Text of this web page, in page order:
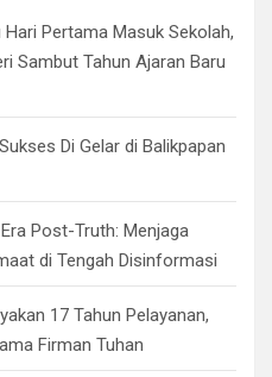
Pertama Masuk Sekolah,
Sambut Tahun Ajaran Baru
Di Gelar di Balikpapan
Post-Truth: Menjaga
di Tengah Disinformasi
17 Tahun Pelayanan,
Firman Tuhan